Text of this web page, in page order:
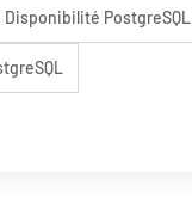
Disponibilité PostgreSQL